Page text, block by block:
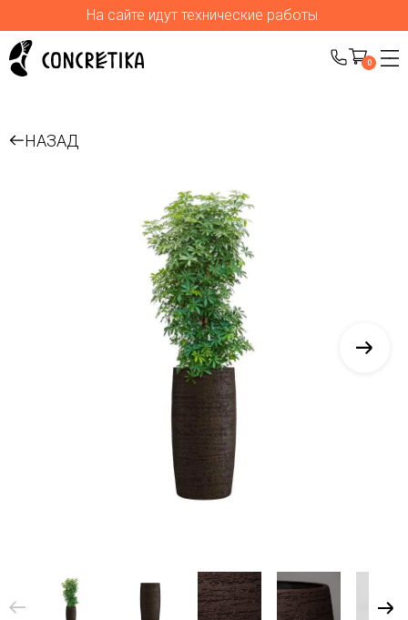
На сайте идут технические работы.
0
НАЗАД